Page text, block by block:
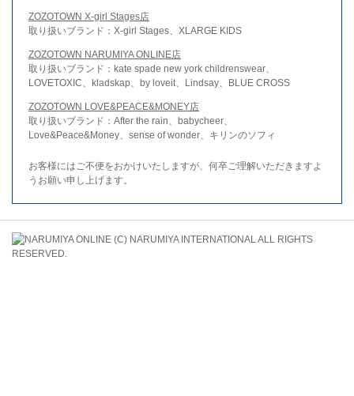
ZOZOTOWN X-girl Stages店
取り扱いブランド：X-girl Stages、XLARGE KIDS
ZOZOTOWN NARUMIYA ONLINE店
取り扱いブランド：kate spade new york childrenswear、
LOVETOXIC、kladskap、by loveit、Lindsay、BLUE CROSS
ZOZOTOWN LOVE&PEACE&MONEY店
取り扱いブランド：After the rain、babycheer、
Love&Peace&Money、sense of wonder、キリンのソフィ
お客様にはご不便をおかけいたしますが、何卒ご理解いただきますよ
うお願い申し上げます。